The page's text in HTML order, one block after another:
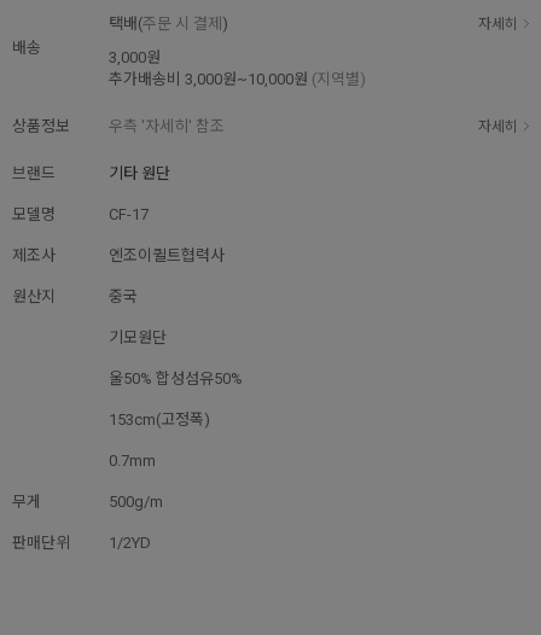
배송
택배(주문 시 결제 ) 자세히
3,000원
추가배송비 3,000원~10,000원 (지역별)
상품정보 우측 '자세히' 참조 자세히
브랜드 기타 원단
모델명 CF-17
제조사 엔조이퀼트협력사
원산지 중국
기모원단
울50% 합성섬유50%
153cm(고정폭)
0.7mm
무게 500g/m
판매단위 1/2YD